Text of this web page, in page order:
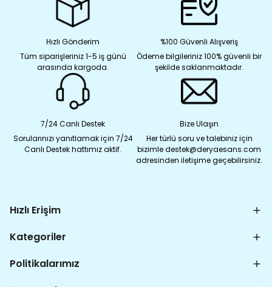
Hızlı Gönderim
Tüm siparişleriniz 1-5 iş günü
arasında kargoda.
%100 Güvenli Alışveriş
Ödeme bilgileriniz 100% güvenli bir
şekilde saklanmaktadır.
7/24 Canlı Destek
Sorularınızı yanıtlamak için 7/24
Canlı Destek hattımız aktif.
Bize Ulaşın
Her türlü soru ve talebiniz için
bizimle destek@deryaesans.com
adresinden iletişime geçebilirsiniz.
Hızlı Erişim
Kategoriler
Politikalarımız